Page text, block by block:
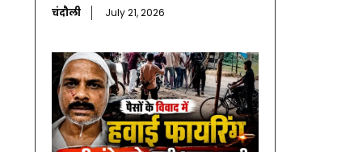
चंदौली July 21, 2026